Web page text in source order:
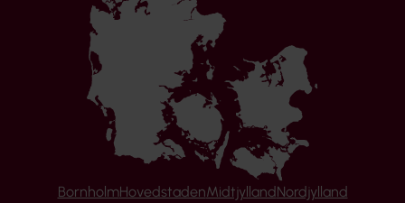
BornholmHovedstadenMidtjyllandNordjylland